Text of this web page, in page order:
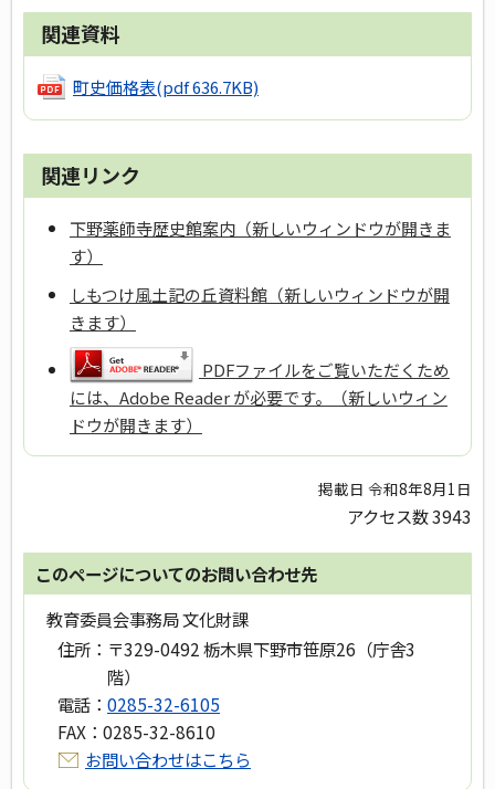
関連資料
町史価格表(pdf 636.7KB)
関連リンク
下野薬師寺歴史館案内（新しいウィンドウが開きま
す）
しもつけ風土記の丘資料館（新しいウィンドウが開
きます）
PDFファイルをご覧いただくため
には、Adobe Reader が必要です。（新しいウィン
ドウが開きます）
掲載日 令和8年8月1日
アクセス数3943
このページについてのお問い合わせ先
教育委員会事務局 文化財課
住所： 〒329-0492 栃木県下野市笹原26（庁舎3
階）
電話： 0285-32-6105
FAX： 0285-32-8610
お問い合わせはこちら